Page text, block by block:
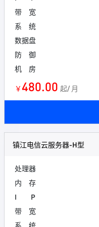
带 宽
系 统
数据盘
防 御
机 房
￥480.00 起/ 月
镇江电信云服务器-H型
处理器
内 存
I P
带 宽
系 统